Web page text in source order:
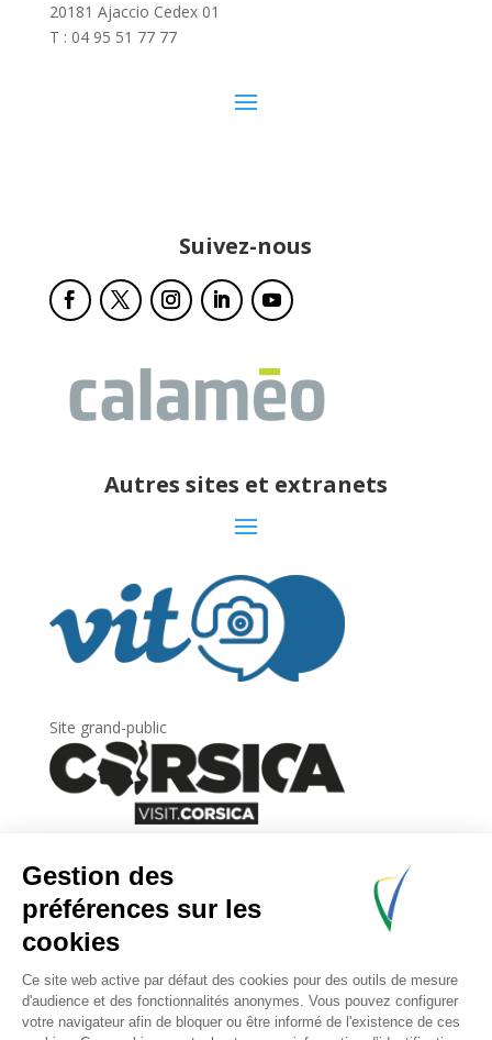
20181 Ajaccio Cedex 01
T : 04 95 51 77 77
Suivez-nous
Autres sites et extranets
Site grand-public
Newsletter
Inscrivez-vous àla lettre d’information
l’Agence du tourisme de la Corse.